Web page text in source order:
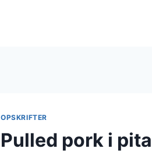
OPSKRIFTER
Pulled pork i